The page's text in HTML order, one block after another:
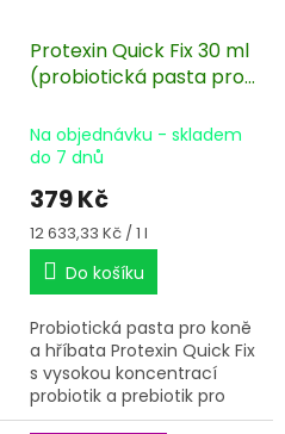
Protexin Quick Fix 30 ml
(probiotická pasta pro
Na objednávku - skladem
do 7 dnů
379 Kč
Měrná
cena:
12 633,33 Kč / 1 l
Do košíku
Probiotická pasta pro koně
a hříbata Protexin Quick Fix
s vysokou koncentrací
probiotik a prebiotik pro
udržení zdraví trávícího